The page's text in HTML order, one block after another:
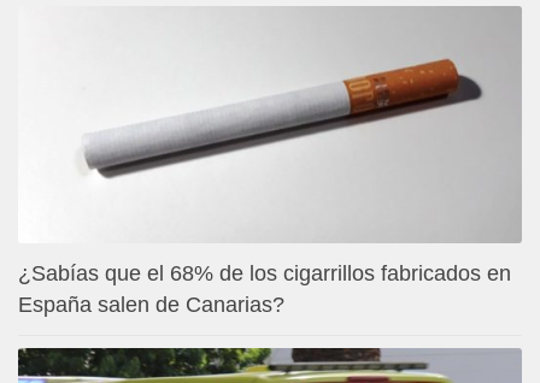
¿Sabías que el 68% de los cigarrillos fabricados en
España salen de Canarias?